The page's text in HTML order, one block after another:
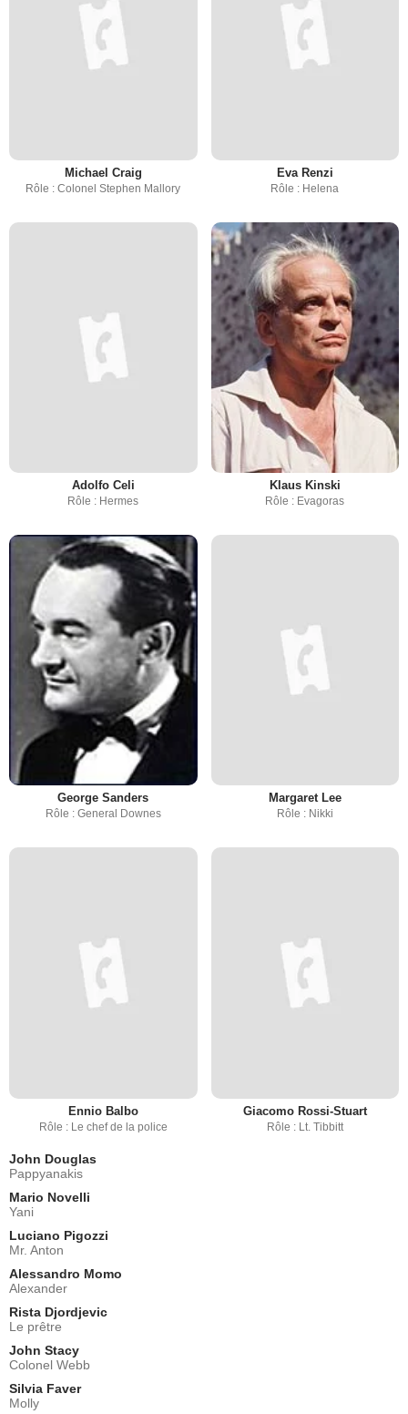
Michael Craig
Rôle : Colonel Stephen Mallory
Eva Renzi
Rôle : Helena
Adolfo Celi
Rôle : Hermes
Klaus Kinski
Rôle : Evagoras
George Sanders
Rôle : General Downes
Margaret Lee
Rôle : Nikki
Ennio Balbo
Rôle : Le chef de la police
Giacomo Rossi-Stuart
Rôle : Lt. Tibbitt
John Douglas
Pappyanakis
Mario Novelli
Yani
Luciano Pigozzi
Mr. Anton
Alessandro Momo
Alexander
Rista Djordjevic
Le prêtre
John Stacy
Colonel Webb
Silvia Faver
Molly